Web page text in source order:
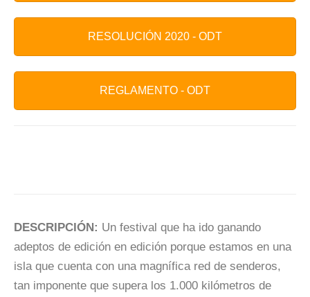
RESOLUCIÓN 2020 - ODT
REGLAMENTO - ODT
DESCRIPCIÓN: Un festival que ha ido ganando
adeptos de edición en edición porque estamos en una
isla que cuenta con una magnífica red de senderos,
tan imponente que supera los 1.000 kilómetros de